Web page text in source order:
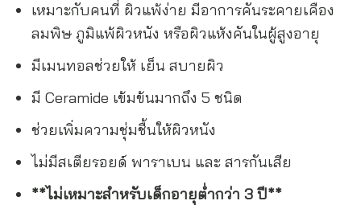
เหมาะกับคนที่ ผิวแพ้ง่าย มีอาการคันระคายเคือง
ลมพิษ ภูมิแพ้ผิวหนัง หรือผิวแห้งคันในผู้สูงอายุ
มีเมนทอลช่วยให้ เย็น สบายผิว
มี Ceramide เข้มข้นมากถึง 5 ชนิด
ช่วยเพิ่มความชุ่มชื้นให้ผิวหนัง
ไม่มีสเตียรอยด์ พาราเบน และ สารกันเสีย
**ไม่เหมาะสำหรับเด็กอายุต่ำกว่า 3 ปี**